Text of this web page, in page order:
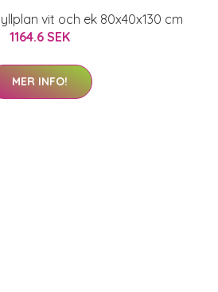
vit och ek 80x40x130 cm
1164.6 SEK
MER INFO!